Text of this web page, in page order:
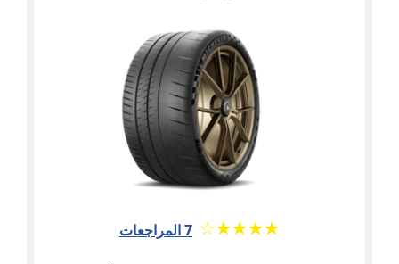
★★★★★
☆☆☆☆☆ 7 المراجعات